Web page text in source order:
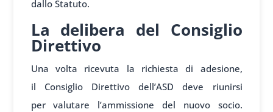
dallo Statuto.
La delibera del Consiglio
Direttivo
Una volta ricevuta la richiesta di adesione,
il Consiglio Direttivo dell’ASD deve riunirsi
pervalutare l’ammissione del nuovo socio.